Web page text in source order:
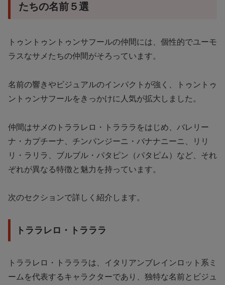
たちの名前５選
トゥントゥントゥンサフールの仲間には、個性的でユーモ
ラスなサメたちの仲間がそろっています。
名前の響きやビジュアルのインパクトが強く、トゥントゥ
ントゥンサフールをきっかけに人気が拡大しました。
仲間はサメのトララレロ・トラララをはじめ、バレリー
ナ・カプチーナ、チンパンジーニ・バナナニーニ、リリ
リ・ラリラ、ブルブル・パタピン（パタピム）など、それ
ぞれが異なる特徴と魅力を持っています。
次のセクションで詳しく紹介します。
トララレロ・トラララ
トララレロ・トラララは、イタリアンブレインロット系ミ
ームを代表するキャラクターであり、独特な名前とビジュ